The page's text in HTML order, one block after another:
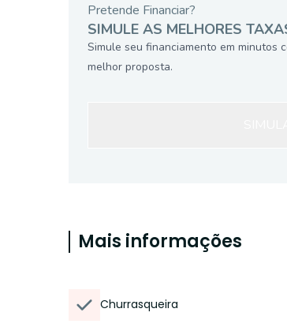
Pretende Financiar?
SIMULE AS MELHORES
Simule seu financiamento em minutos
melhor proposta.
Mais informações
Churrasqueira